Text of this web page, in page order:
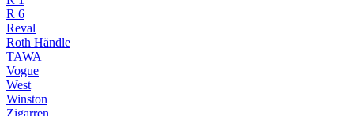
R 6
Reval
Roth Händle
TAWA
Vogue
West
Winston
Zigarren